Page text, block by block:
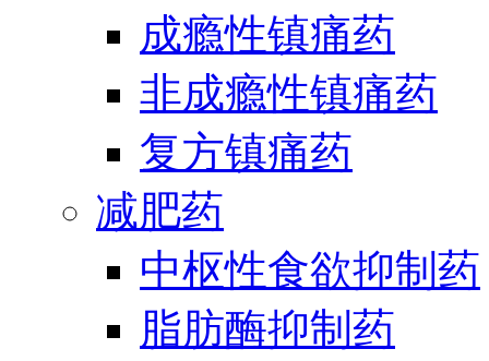
成瘾性镇痛药
非成瘾性镇痛药
复方镇痛药
减肥药
中枢性食欲抑制药
脂肪酶抑制药